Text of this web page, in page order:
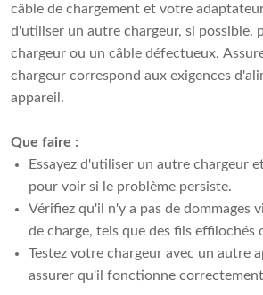
câble de chargement et votre
d'utiliser un autre chargeur, si possible,
chargeur ou un câble défectueux.
chargeur correspond aux exigences
appareil.
Que faire :
Essayez d'utiliser un autre chargeur
pour voir si le problème persiste.
Vérifiez qu'il n'y a pas de dommages
de charge, tels que des fils effilochés
Testez votre chargeur avec un autre
assurer qu'il fonctionne